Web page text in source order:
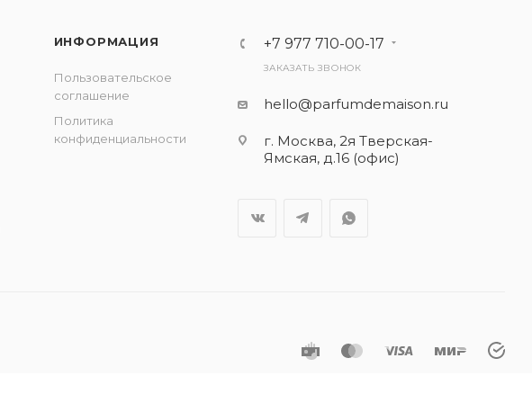
ИНФОРМАЦИЯ
Пользовательское
соглашение
Политика
конфиденциальности
+7 977 710-00-17
ЗАКАЗАТЬ ЗВОНОК
hello@parfumdemaison.ru
г. Москва, 2я Тверская-
Ямская, д.16 (офис)